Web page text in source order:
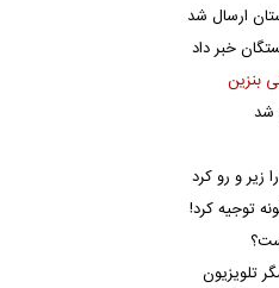
ارسال شد
خبر داد
بنزین
شد
زیر و رو کرد
توجیه کرد!
تلویزیون